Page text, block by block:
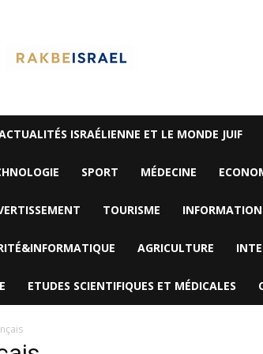
ISRAÉLIENNE ET LE MONDE JUIF
SPORT MÉDECINE
TOURISME
AGRICULTURE
ETUDES SCIENTIFIQUES ET MÉDICALES